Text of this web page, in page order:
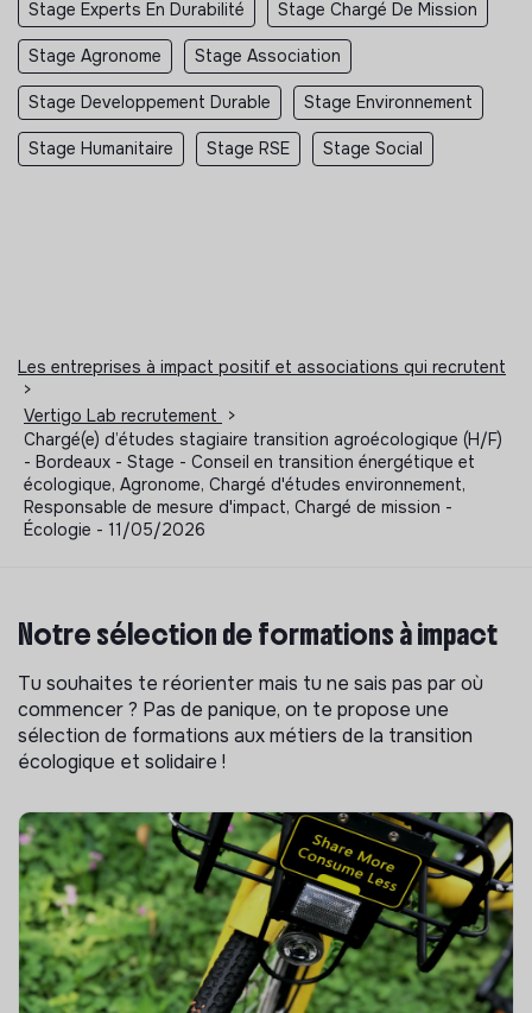
Stage Experts En Durabilité Stage Chargé De Mission
Stage Agronome Stage Association
Stage Developpement Durable Stage Environnement
Stage Humanitaire Stage RSE Stage Social
Les entreprises à impact positif et associations qui recrutent
>
Vertigo Lab recrutement
>
Chargé(e) d’études stagiaire transition agroécologique (H/F)
- Bordeaux - Stage - Conseil en transition énergétique et
écologique, Agronome, Chargé d'études environnement,
Responsable de mesure d'impact, Chargé de mission -
Écologie - 11/05/2026
Notre sélection de formations à impact
Tu souhaites te réorienter mais tu ne sais pas par où
commencer ? Pas de panique, on te propose une
sélection de formations aux métiers de la transition
écologique et solidaire !